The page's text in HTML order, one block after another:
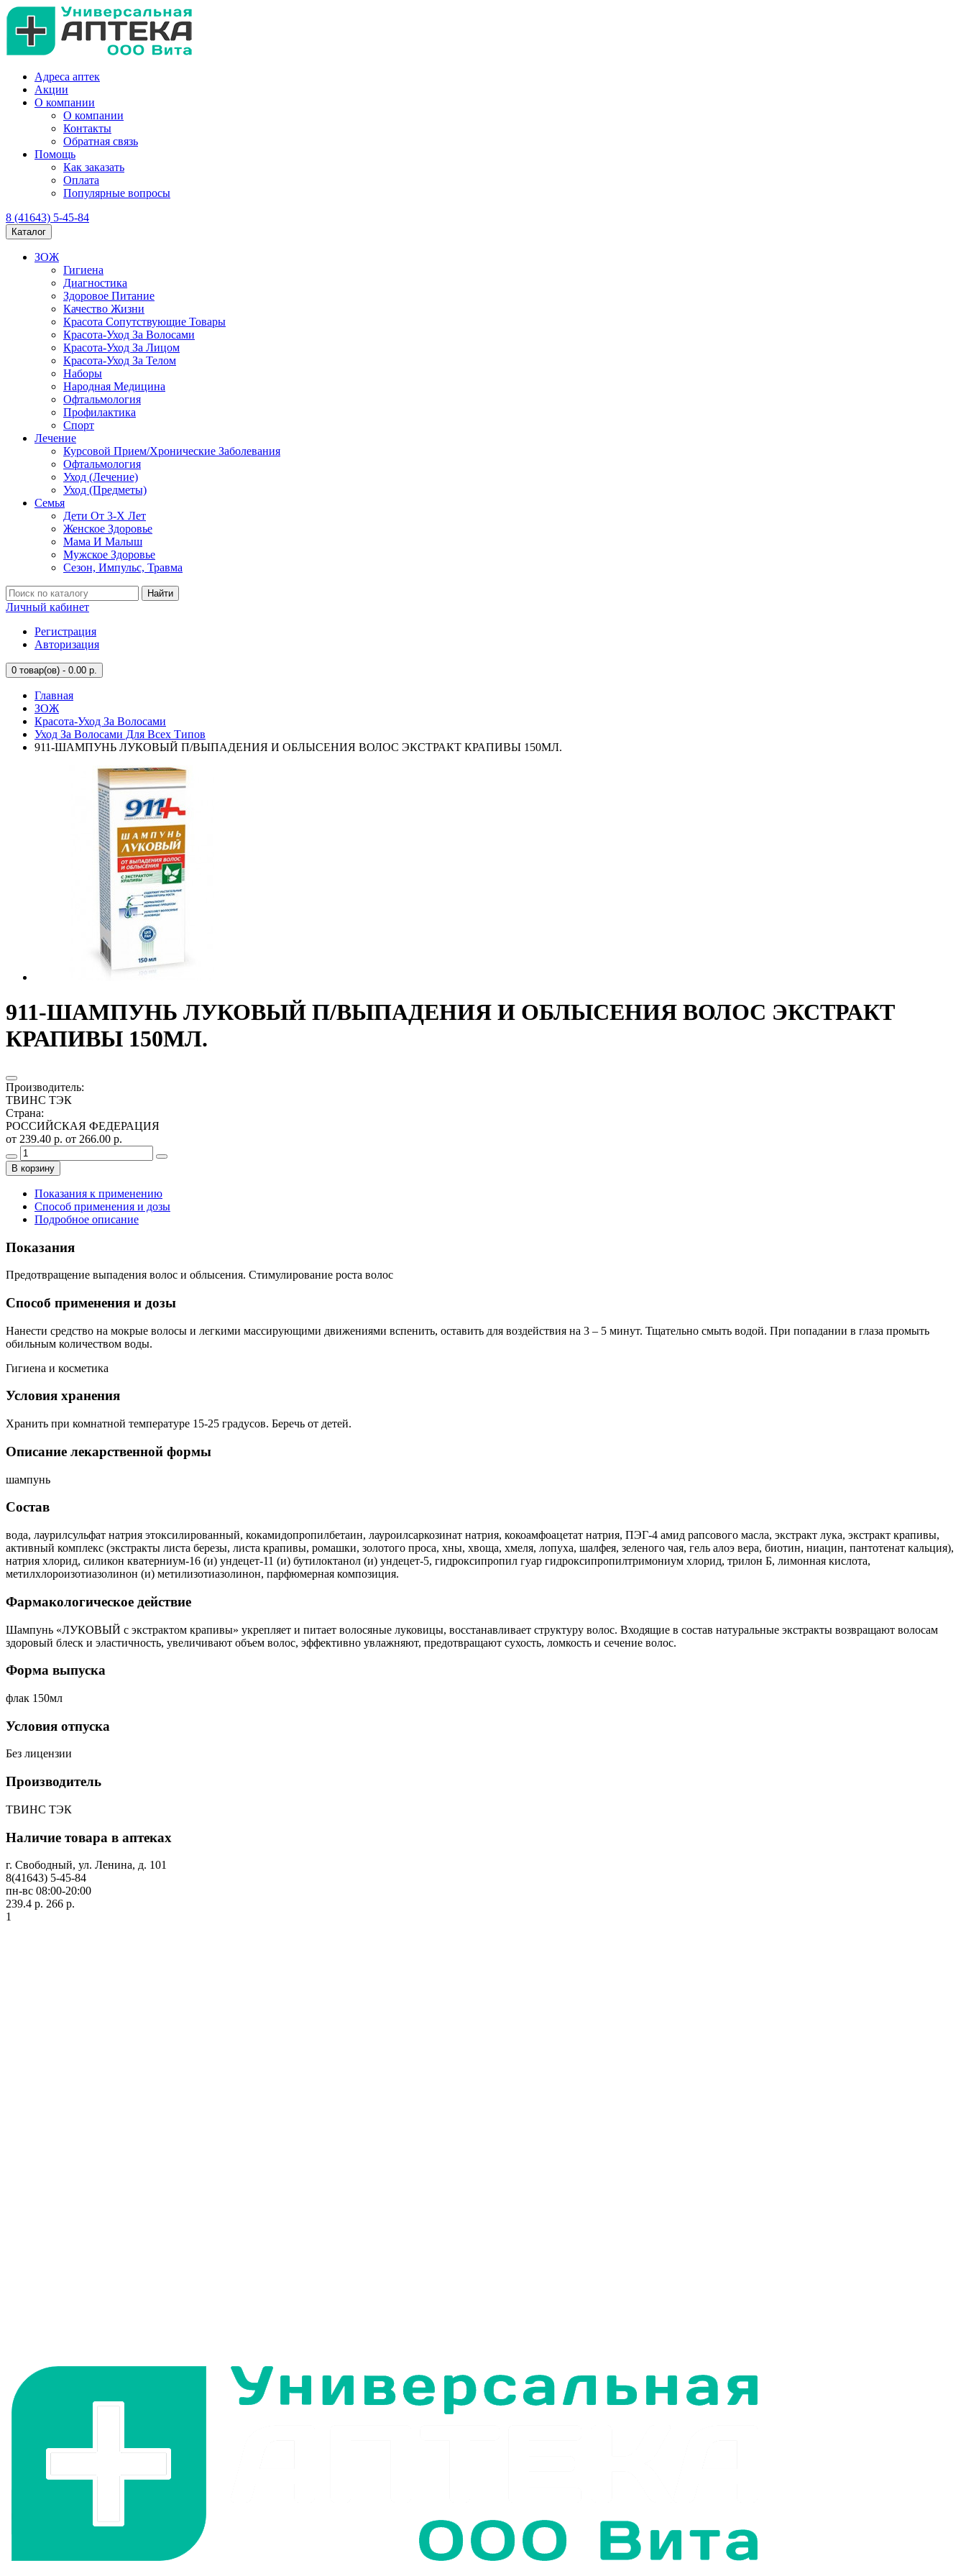
Адреса аптек
Акции
О компании
О компании
Контакты
Обратная связь
Помощь
Как заказать
Оплата
Популярные вопросы
8 (41643) 5-45-84
Каталог
ЗОЖ
Гигиена
Диагностика
Здоровое Питание
Качество Жизни
Красота Сопутствующие Товары
Красота-Уход За Волосами
Красота-Уход За Лицом
Красота-Уход За Телом
Наборы
Народная Медицина
Офтальмология
Профилактика
Спорт
Лечение
Курсовой Прием/Хронические Заболевания
Офтальмология
Уход (Лечение)
Уход (Предметы)
Семья
Дети От 3-Х Лет
Женское Здоровье
Мама И Малыш
Мужское Здоровье
Сезон, Импульс, Травма
Найти
Личный кабинет
Регистрация
Авторизация
0 товар(ов) - 0.00 р.
Главная
ЗОЖ
Красота-Уход За Волосами
Уход За Волосами Для Всех Типов
911-ШАМПУНЬ ЛУКОВЫЙ П/ВЫПАДЕНИЯ И ОБЛЫСЕНИЯ ВОЛОС ЭКСТРАКТ КРАПИВЫ 150МЛ.
911-ШАМПУНЬ ЛУКОВЫЙ П/ВЫПАДЕНИЯ И ОБЛЫСЕНИЯ ВОЛОС ЭКСТРАКТ
КРАПИВЫ 150МЛ.
Производитель:
ТВИНС ТЭК
Страна:
РОССИЙСКАЯ ФЕДЕРАЦИЯ
от 239.40 р. от 266.00 р.
В корзину
Показания к применению
Способ применения и дозы
Подробное описание
Показания
Предотвращение выпадения волос и облысения. Стимулирование роста волос
Способ применения и дозы
Нанести средство на мокрые волосы и легкими массирующими движениями вспенить, оставить для воздействия на 3 – 5 минут. Тщательно смыть водой. При попадании в глаза промыть
обильным количеством воды.
Гигиена и косметика
Условия хранения
Хранить при комнатной температуре 15-25 градусов. Беречь от детей.
Описание лекарственной формы
шампунь
Состав
вода, лаурилсульфат натрия этоксилированный, кокамидопропилбетаин, лауроилсаркозинат натрия, кокоамфоацетат натрия, ПЭГ-4 амид рапсового масла, экстракт лука, экстракт крапивы,
активный комплекс (экстракты листа березы, листа крапивы, ромашки, золотого проса, хны, хвоща, хмеля, лопуха, шалфея, зеленого чая, гель алоэ вера, биотин, ниацин, пантотенат кальция),
натрия хлорид, силикон кватерниум-16 (и) ундецет-11 (и) бутилоктанол (и) ундецет-5, гидроксипропил гуар гидроксипропилтримониум хлорид, трилон Б, лимонная кислота,
метилхлороизотиазолинон (и) метилизотиазолинон, парфюмерная композиция.
Фармакологическое действие
Шампунь «ЛУКОВЫЙ с экстрактом крапивы» укрепляет и питает волосяные луковицы, восстанавливает структуру волос. Входящие в состав натуральные экстракты возвращают волосам
здоровый блеск и эластичность, увеличивают объем волос, эффективно увлажняют, предотвращают сухость, ломкость и сечение волос.
Форма выпуска
флак 150мл
Условия отпуска
Без лицензии
Производитель
ТВИНС ТЭК
Наличие товара в аптеках
г. Свободный, ул. Ленина, д. 101
8(41643) 5-45-84
пн-вс 08:00-20:00
239.4 р. 266 р.
1